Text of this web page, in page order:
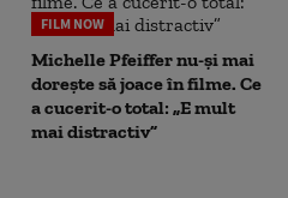
FILM NOW
Michelle Pfeiffer nu-și mai
dorește să joace în filme. Ce
a cucerit-o total: „E mult
mai distractiv”